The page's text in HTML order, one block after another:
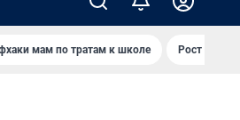
мам по тратам к школе Рост цен на